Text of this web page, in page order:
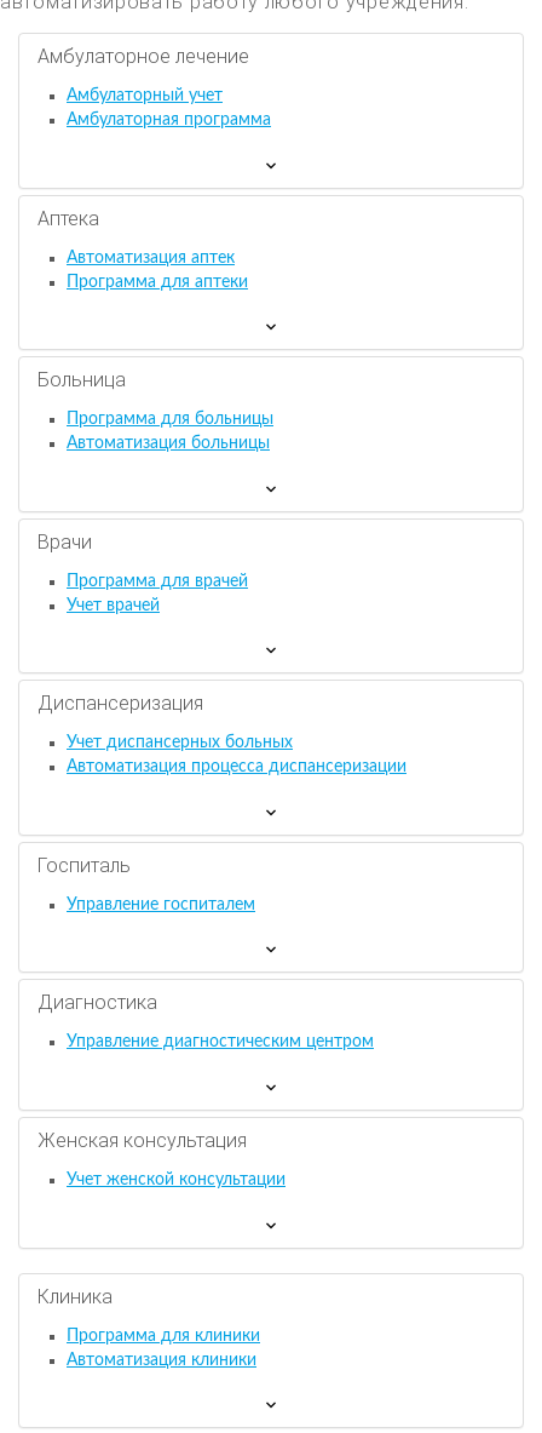
Амбулаторное лечение
Амбулаторный учет
Амбулаторная программа
Аптека
Автоматизация аптек
Программа для аптеки
Больница
Программа для больницы
Автоматизация больницы
Врачи
Программа для врачей
Учет врачей
Диспансеризация
Учет диспансерных больных
Автоматизация процесса диспансеризации
Госпиталь
Управление госпиталем
Диагностика
Управление диагностическим центром
Женская консультация
Учет женской консультации
Клиника
Программа для клиники
Автоматизация клиники